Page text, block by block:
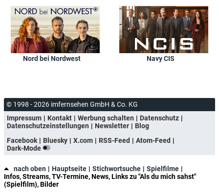
Nord bei Nordwest Navy CIS
© 1998 - 2026 imfernsehen GmbH & Co. KG
Impressum
Kontakt Werbung schalten
Datenschutz
Datenschutzeinstellungen
Newsletter
Blog
Facebook
Bluesky X.com RSS-Feed
Atom-Feed
Dark-Mode
nach oben Hauptseite Stichwortsuche
Spielfilme
Infos, Streams, TV-Termine, News, Links zu "Als du mich sahst"
(Spielfilm), Bilder